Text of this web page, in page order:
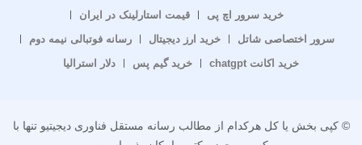
خرید سرور اچ پی
قیمت استارلینک در ایران
سرور اختصاصی شاتل
خرید ارز دیجیتال
رسانه فوتبالی نیمه دوم
خرید اکانت chatgpt
خرید گیم پس دلار استرالیا
© کپی بخش یا کل هرکدام از مطالب رسانه مستقل فناوری دیجیتیو تنها با